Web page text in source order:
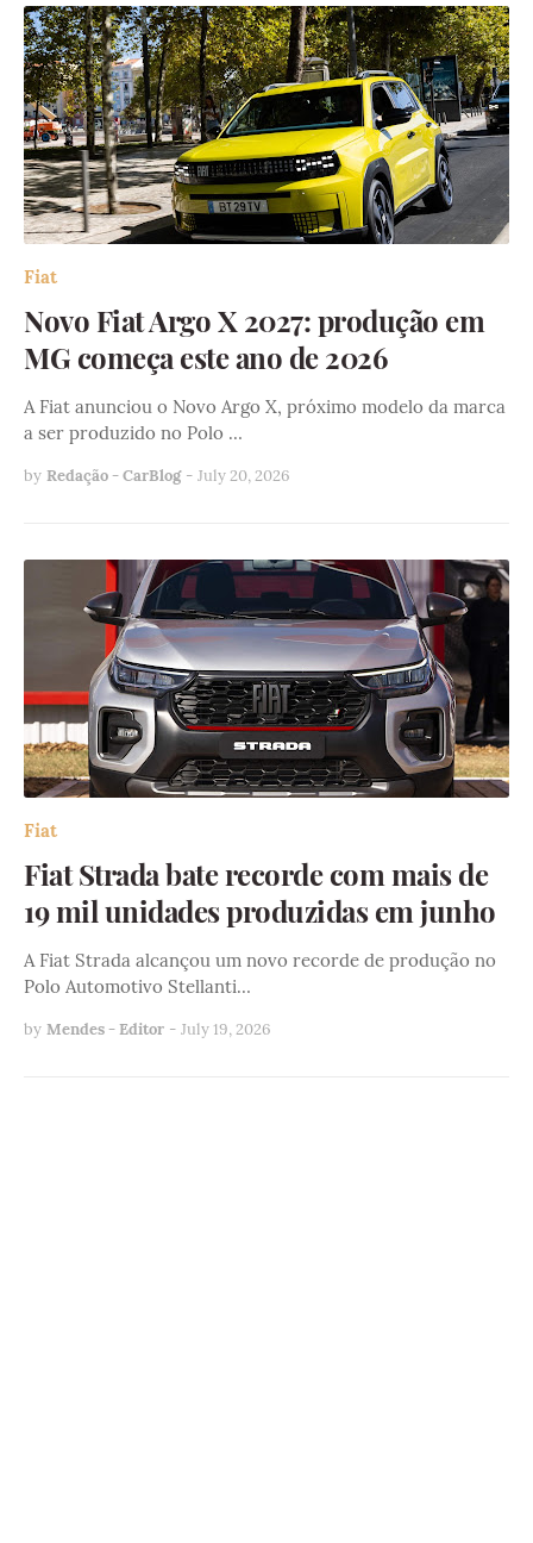
Fiat
Novo Fiat Argo X 2027: produção em
MG começa este ano de 2026
A Fiat anunciou o Novo Argo X, próximo modelo da marca
a ser produzido no Polo …
by Redação - CarBlog - July 20, 2026
Fiat
Fiat Strada bate recorde com mais de
19 mil unidades produzidas em junho
A Fiat Strada alcançou um novo recorde de produção no
Polo Automotivo Stellanti…
by Mendes - Editor - July 19, 2026